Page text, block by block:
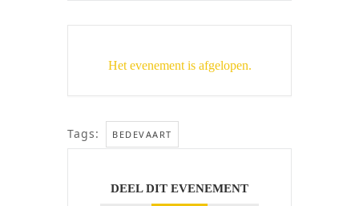
Het evenement is afgelopen.
Tags: BEDEVAART
DEEL DIT EVENEMENT